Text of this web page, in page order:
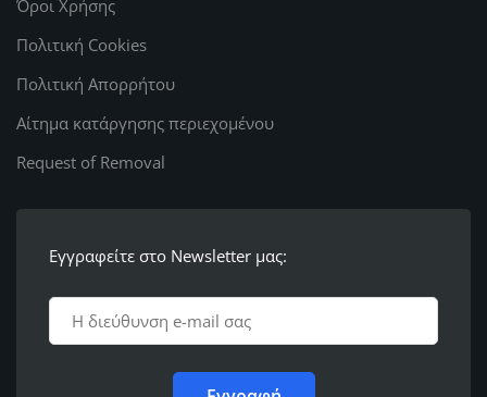
Όροι Χρήσης
Πολιτική Cookies
Πολιτική Απορρήτου
Αίτημα κατάργησης περιεχομένου
Request of Removal
Εγγραφείτε στο Newsletter μας: